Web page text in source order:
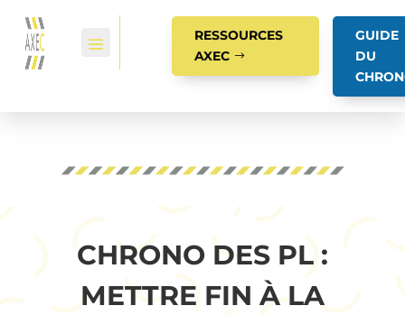
RESSOURCES
AXEC
GUIDE
DU
CHRONO DES PL :
METTRE FIN À LA